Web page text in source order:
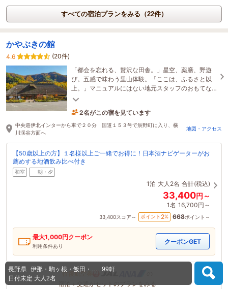
長野県 伊那・駒ヶ根・飯田・…
99軒
日付未定 大人2名
すべての宿泊プランをみる（22件）
かやぶきの館
4.6
(20件)
「都会を忘れる、贅沢な田舎。」星空、薬膳、野遊
び。五感で味わう里山体験。「ここは、ふるさと以
上。」マニュアルにはない地元スタッフのおもてな
しをご堪能ください。
2時間前に予約されました
中央道伊北インターから車で２０分 国道１５３号で辰野町に入り、横
川渓谷方面へ
地図・アクセス
【50歳以上の方】１名様以上ご一緒でお得に！日本酒ナビゲーターがお
薦めする地酒飲み比べ付き
和室 朝・夕
1泊 大人2名 合計(税込)
33,400円～
1名 16,700円～
33,400スコア～ ポイント 2% 668ポイント～
最大1,000円クーポン
利用条件あり
クーポンGET
往復航空券
宿泊＋交通がセットのプランをみる